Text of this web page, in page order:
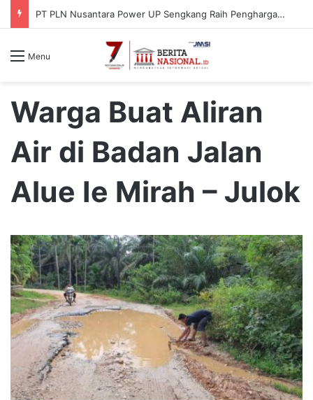
PT PLN Nusantara Power UP Sengkang Raih Penghargaan ISRA Award 2026, Perkuat Komitmen terhadap Keberlanjutan dan Pemberdayaan Masyarakat
Menu
Warga Buat Aliran
Air di Badan Jalan
Alue Ie Mirah – Julok